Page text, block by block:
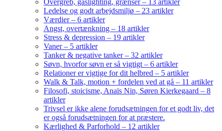
Overgreb, gaslighting, grænser – 13 artikler
Ledelse og godt arbejdsmiljø – 23 artikler
Værdier – 6 artikler
Angst, overtænkning – 18 artikler
Stress & depression – 19 artikler
Vaner – 5 artikler
Tanker & negative tanker – 32 artikler
Søvn, hvorfor søvn er så vigtigt – 6 artikler
Relationer er vigtige for dit helbred – 5 artikler
Walk & Talk, motion + fordelen ved at gå – 11 artikler
Filosofi, stoicisme, Anaïs Nin, Søren Kierkegaard – 8
artikler
Trivsel er ikke alene forudsætningen for et godt liv, det
er også forudsætningen for at præstere.
Kærlighed & Parforhold – 12 artikler